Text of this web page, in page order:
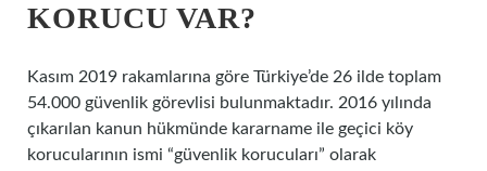
KORUCU VAR?
Kasım 2019 rakamlarına göre Türkiye’de 26 ilde toplam
54.000 güvenlik görevlisi bulunmaktadır. 2016 yılında
çıkarılan kanun hükmünde kararname ile geçici köy
korucularının ismi “güvenlik korucuları” olarak